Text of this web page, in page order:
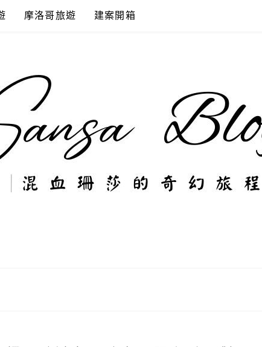
摩洛哥旅遊 建案開箱